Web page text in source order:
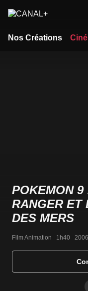
Nos Créations
POKEMON
RANGER ET
DES MERS
Film Animation   1h40   2006